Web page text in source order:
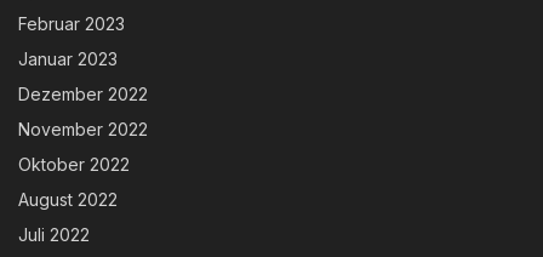
Februar 2023
Januar 2023
Dezember 2022
November 2022
Oktober 2022
August 2022
Juli 2022